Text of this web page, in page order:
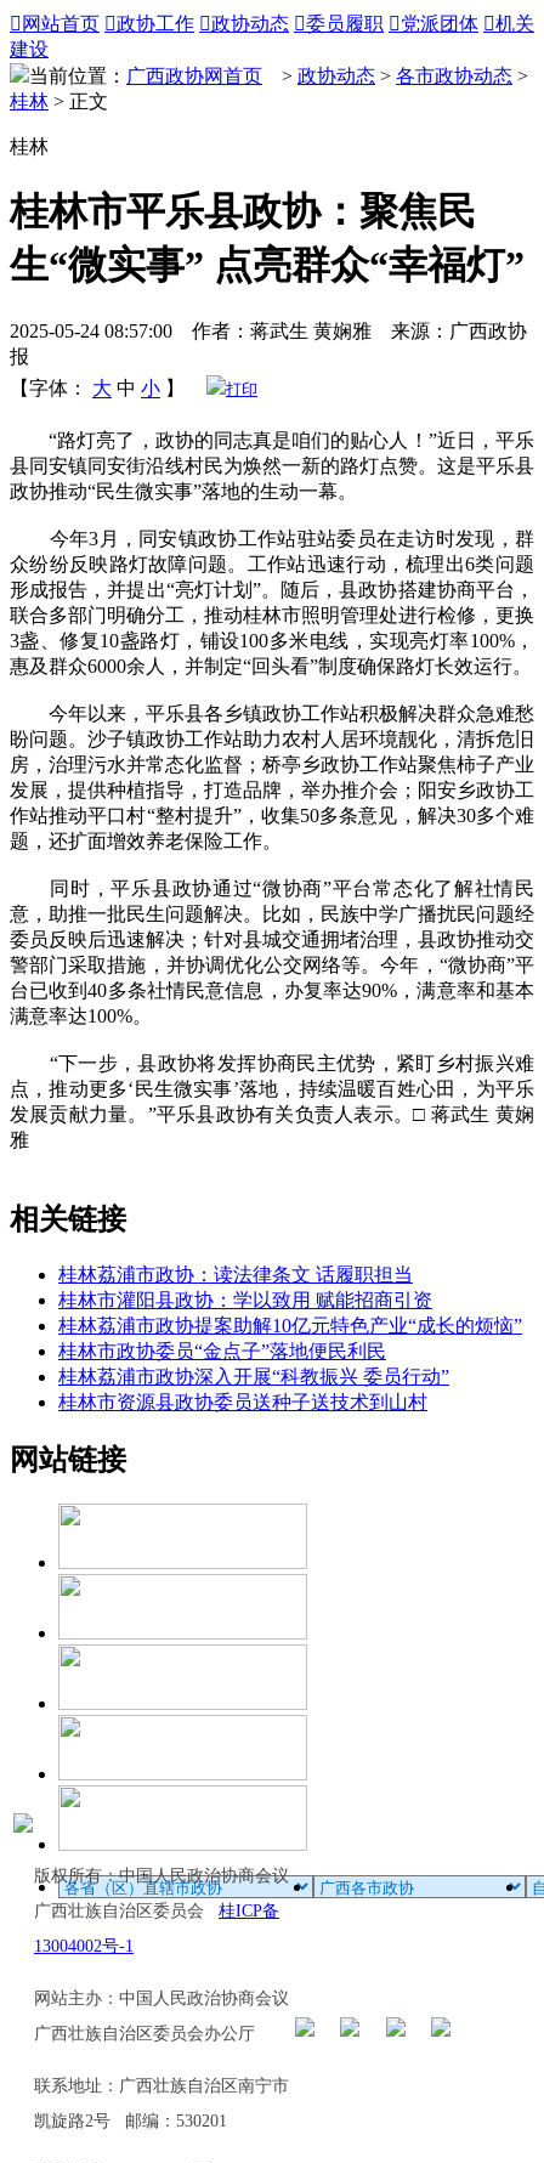
 网站首页 政协工作 政协动态 委员履职 党派团体 机关
建设
当前位置： 广西政协网首页 > 政协动态 > 各市政协动态 >
桂林 > 正文
桂林
桂林市平乐县政协：聚焦民
生“微实事” 点亮群众“幸福灯”
2025-05-24 08:57:00 作者：蒋武生 黄娴雅 来源：广西政协
报
【字体：
大 中 小 】 打印
“路灯亮了，政协的同志真是咱们的贴心人！”近日，平乐
县同安镇同安街沿线村民为焕然一新的路灯点赞。这是平乐县
政协推动“民生微实事”落地的生动一幕。
今年3月，同安镇政协工作站驻站委员在走访时发现，群
众纷纷反映路灯故障问题。工作站迅速行动，梳理出6类问题
形成报告，并提出“亮灯计划”。随后，县政协搭建协商平台，
联合多部门明确分工，推动桂林市照明管理处进行检修，更换
3盏、修复10盏路灯，铺设100多米电线，实现亮灯率100%，
惠及群众6000余人，并制定“回头看”制度确保路灯长效运行。
今年以来，平乐县各乡镇政协工作站积极解决群众急难愁
盼问题。沙子镇政协工作站助力农村人居环境靓化，清拆危旧
房，治理污水并常态化监督；桥亭乡政协工作站聚焦柿子产业
发展，提供种植指导，打造品牌，举办推介会；阳安乡政协工
作站推动平口村“整村提升”，收集50多条意见，解决30多个难
题，还扩面增效养老保险工作。
同时，平乐县政协通过“微协商”平台常态化了解社情民
意，助推一批民生问题解决。比如，民族中学广播扰民问题经
委员反映后迅速解决；针对县城交通拥堵治理，县政协推动交
警部门采取措施，并协调优化公交网络等。今年，“微协商”平
台已收到40多条社情民意信息，办复率达90%，满意率和基本
满意率达100%。
“下一步，县政协将发挥协商民主优势，紧盯乡村振兴难
点，推动更多‘民生微实事’落地，持续温暖百姓心田，为平乐
发展贡献力量。”平乐县政协有关负责人表示。□ 蒋武生 黄娴
雅
相关链接
桂林荔浦市政协：读法律条文 话履职担当
桂林市灌阳县政协：学以致用 赋能招商引资
桂林荔浦市政协提案助解10亿元特色产业“成长的烦恼”
桂林市政协委员“金点子”落地便民利民
桂林荔浦市政协深入开展“科教振兴 委员行动”
桂林市资源县政协委员送种子送技术到山村
网站链接
版权所有：中国人民政治协商会议
广西壮族自治区委员会 桂ICP备
13004002号-1
网站主办：中国人民政治协商会议
广西壮族自治区委员会办公厅
联系地址：广西壮族自治区南宁市
凯旋路2号 邮编：530201